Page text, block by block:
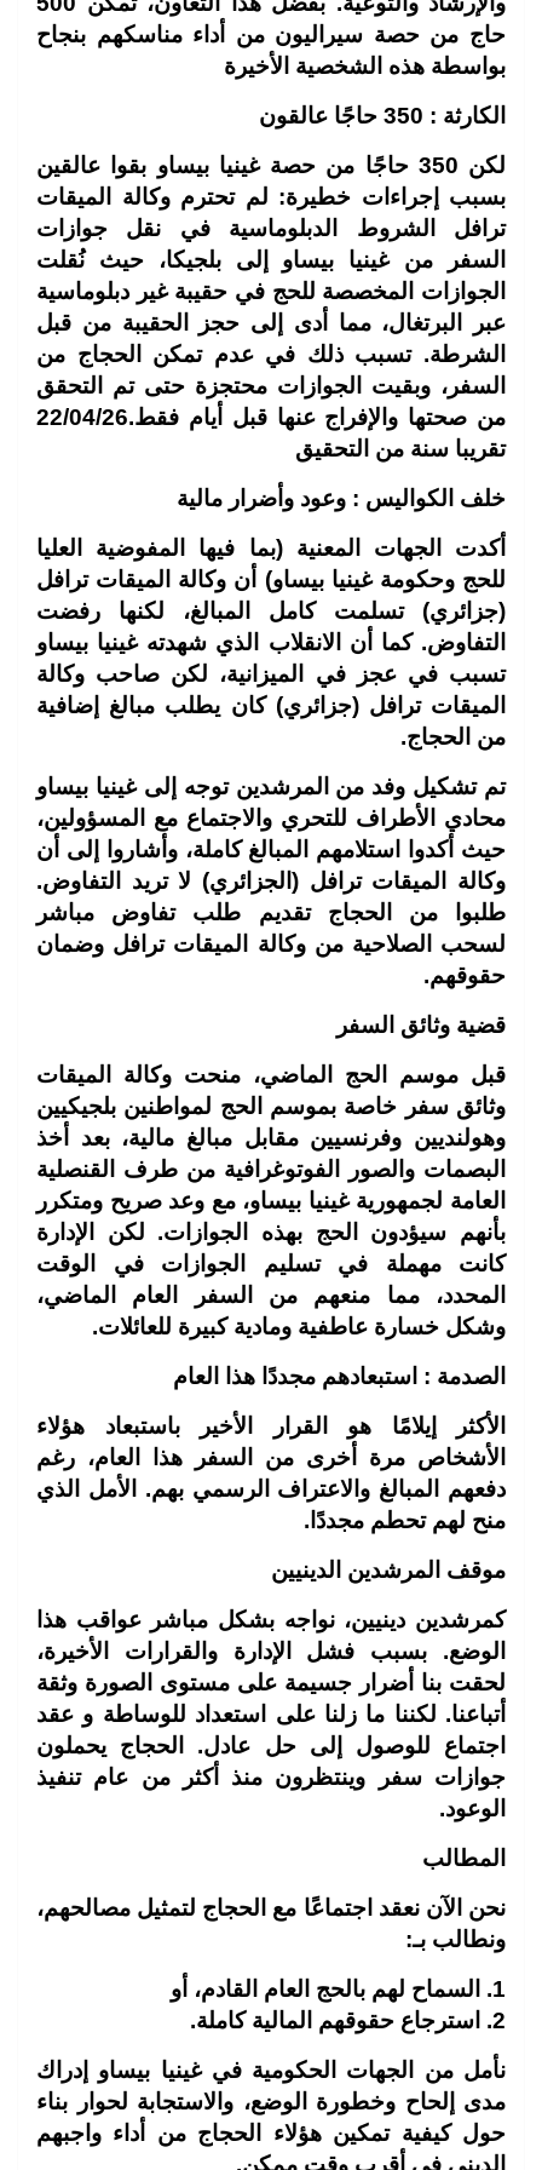
حاج من حصة سيراليون من أداء مناسكهم بنجاح
بواسطة هذه الشخصية الأخيرة
الكارثة : 350 حاجًا عالقون
لكن 350 حاجًا من حصة غينيا بيساو بقوا عالقين
بسبب إجراءات خطيرة: لم تحترم وكالة الميقات
ترافل الشروط الدبلوماسية في نقل جوازات
السفر من غينيا بيساو إلى بلجيكا، حيث نُقلت
الجوازات المخصصة للحج في حقيبة غير دبلوماسية
عبر البرتغال، مما أدى إلى حجز الحقيبة من قبل
الشرطة. تسبب ذلك في عدم تمكن الحجاج من
السفر، وبقيت الجوازات محتجزة حتى تم التحقق
من صحتها والإفراج عنها قبل أيام فقط.22/04/26
تقريبا سنة من التحقيق
خلف الكواليس : وعود وأضرار مالية
أكدت الجهات المعنية (بما فيها المفوضية العليا
للحج وحكومة غينيا بيساو) أن وكالة الميقات ترافل
(جزائري) تسلمت كامل المبالغ، لكنها رفضت
التفاوض. كما أن الانقلاب الذي شهدته غينيا بيساو
تسبب في عجز في الميزانية، لكن صاحب وكالة
الميقات ترافل (جزائري) كان يطلب مبالغ إضافية
من الحجاج.
تم تشكيل وفد من المرشدين توجه إلى غينيا بيساو
محادي الأطراف للتحري والاجتماع مع المسؤولين،
حيث أكدوا استلامهم المبالغ كاملة، وأشاروا إلى أن
وكالة الميقات ترافل (الجزائري) لا تريد التفاوض.
طلبوا من الحجاج تقديم طلب تفاوض مباشر
لسحب الصلاحية من وكالة الميقات ترافل وضمان
حقوقهم.
قضية وثائق السفر
قبل موسم الحج الماضي، منحت وكالة الميقات
وثائق سفر خاصة بموسم الحج لمواطنين بلجيكيين
وهولنديين وفرنسيين مقابل مبالغ مالية، بعد أخذ
البصمات والصور الفوتوغرافية من طرف القنصلية
العامة لجمهورية غينيا بيساو، مع وعد صريح ومتكرر
بأنهم سيؤدون الحج بهذه الجوازات. لكن الإدارة
كانت مهملة في تسليم الجوازات في الوقت
المحدد، مما منعهم من السفر العام الماضي،
وشكل خسارة عاطفية ومادية كبيرة للعائلات.
الصدمة : استبعادهم مجددًا هذا العام
الأكثر إيلامًا هو القرار الأخير باستبعاد هؤلاء
الأشخاص مرة أخرى من السفر هذا العام، رغم
دفعهم المبالغ والاعتراف الرسمي بهم. الأمل الذي
منح لهم تحطم مجددًا.
موقف المرشدين الدينيين
كمرشدين دينيين، نواجه بشكل مباشر عواقب هذا
الوضع. بسبب فشل الإدارة والقرارات الأخيرة،
لحقت بنا أضرار جسيمة على مستوى الصورة وثقة
أتباعنا. لكننا ما زلنا على استعداد للوساطة و عقد
اجتماع للوصول إلى حل عادل. الحجاج يحملون
جوازات سفر وينتظرون منذ أكثر من عام تنفيذ
الوعود.
المطالب
نحن الآن نعقد اجتماعًا مع الحجاج لتمثيل مصالحهم،
ونطالب بـ:
1. السماح لهم بالحج العام القادم، أو
2. استرجاع حقوقهم المالية كاملة.
نأمل من الجهات الحكومية في غينيا بيساو إدراك
مدى إلحاح وخطورة الوضع، والاستجابة لحوار بناء
حول كيفية تمكين هؤلاء الحجاج من أداء واجبهم
الديني في أقرب وقت ممكن.